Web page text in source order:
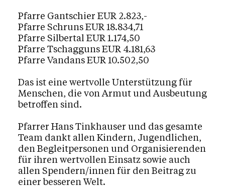
Pfarre Gantschier EUR 2.823,-
Pfarre Schruns EUR 18.834,71
Pfarre Silbertal EUR 1.174,50
Pfarre Tschagguns EUR 4.181,63
Pfarre Vandans EUR 10.502,50
Das ist eine wertvolle Unterstützung für
Menschen, die von Armut und Ausbeutung
betroffen sind.
Pfarrer Hans Tinkhauser und das gesamte
Team dankt allen Kindern, Jugendlichen,
den Begleitpersonen und Organisierenden
für ihren wertvollen Einsatz sowie auch
allen Spendern/innen für den Beitrag zu
einer besseren Welt.